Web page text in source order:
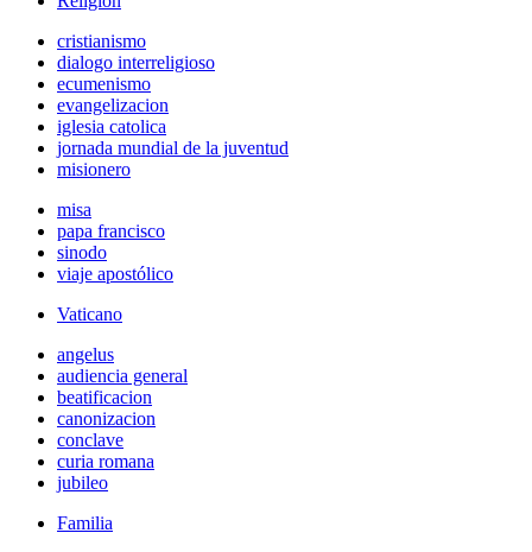
cristianismo
dialogo interreligioso
ecumenismo
evangelizacion
iglesia catolica
jornada mundial de la juventud
misionero
misa
papa francisco
sinodo
viaje apostólico
Vaticano
angelus
audiencia general
beatificacion
canonizacion
conclave
curia romana
jubileo
Familia